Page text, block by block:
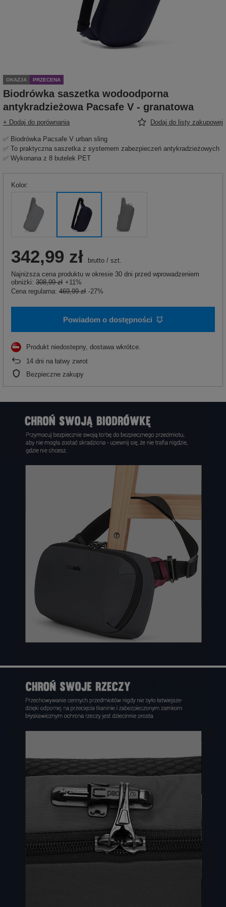
OKAZJA PRZECENA
Biodrówka saszetka wodoodporna
antykradzieżowa Pacsafe V - granatowa
+ Dodaj do porównania Dodaj do listy zakupowej
✅ Biodrówka Pacsafe V urban sling
✅ To praktyczna saszetka z systemem zabezpieczeń antykradzieżowych
✅ Wykonana z 8 butelek PET
Kolor
342,99 zł brutto / szt.
Najniższa cena produktu w okresie 30 dni przed wprowadzeniem
obniżki: 308,99 zł +11%
Cena regularna: 469,99 zł -27%
Powiadom o dostępności
Produkt niedostepny, dostawa wkrótce
14 dni na łatwy zwrot
Bezpieczne zakupy